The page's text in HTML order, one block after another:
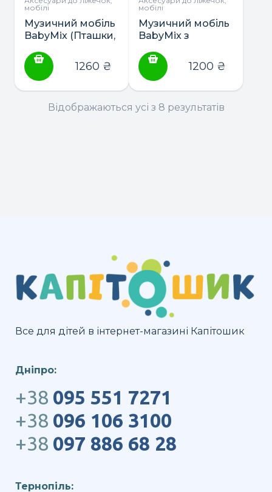
мобілі
Музичний мобіль
BabyMix (Пташки,
Конячки)
1260 ₴
мобілі
Музичний мобіль
BabyMix з
іграшкою (в
асортименті)
1200 ₴
Відображаються усі з 8 результатів
Все для дітей в інтернет-магазині Капітошик
Дніпро:
+38 095 551 7271
+38 096 106 3100
+38 097 886 68 28
Тернопіль: